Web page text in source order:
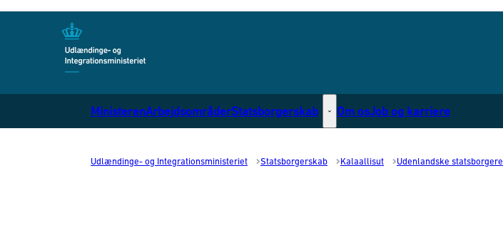
MinisterenArbejdsområderStatsborgerskab Statsborgerskab - Flere links
Om osJob og karriere
Udlændinge- og Integrationsministeriet Statsborgerskab Kalaallisut Udenlandske statsborgere